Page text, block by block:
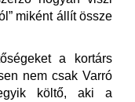
miként állít össze
a kortárs
nem csak Varró
költő, aki a